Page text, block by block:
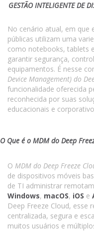
GESTÃO INTELIGENTE DE
No cenário atual, em que
públicas utilizam uma
como notebooks, tablets
garantir segurança,
equipamentos. É nesse
Device Management) do
funcionalidade oferecida
reconhecida por suas
educacionais e
O Que é o MDM do Deep
O MDM do Deep Freeze
de dispositivos móveis
de TI administrar
Windows, macOS, iOS e
Deep Freeze Cloud, esse
centralizada, segura e
muitos usuários e